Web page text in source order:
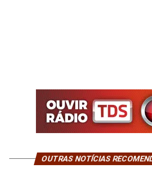
OUTRAS NOTÍCIAS